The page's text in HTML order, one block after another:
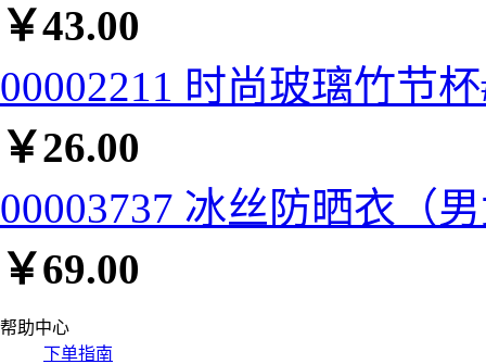
￥43.00
00002211 时尚玻璃竹节
￥26.00
00003737 冰丝防晒衣（
￥69.00
帮助中心
下单指南